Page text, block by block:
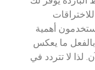
أهمية
ما يعكس
لذا لا تتردد في